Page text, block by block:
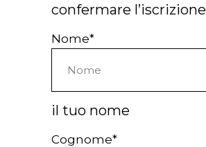
Collezione Rest
Collezione Ribbon
Swing Collection
Chi siamo
confermare l’iscrizione
Nome*
il tuo nome
Cognome*